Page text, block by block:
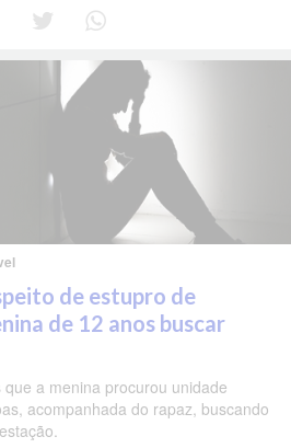
de estupro de
de 12 anos buscar
a menina procurou unidade
acompanhada do rapaz, buscando